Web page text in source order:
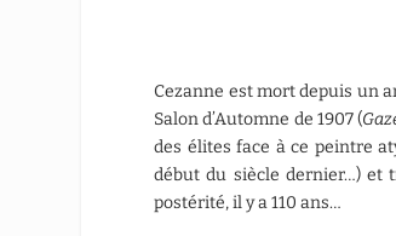
Cezanne est mort depuis un
Salon d’Automne de 1907 (
des élites face à ce peintre
début du siècle dernier…) et
postérité, il y a 110 ans…